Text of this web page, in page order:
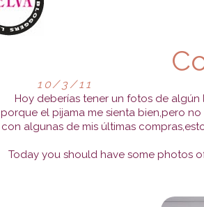
10/3/11
Hoy deberías tener un fotos de
porque el pijama me sienta bien,pero
con algunas de mis últimas
Today you should have some photos